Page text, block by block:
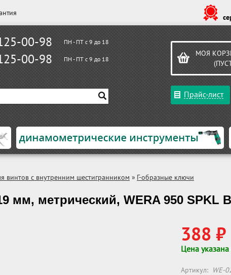
00-98 ПН - ПТ с 9 до 18
00-98 ПН - ПТ с 9 до 18
МОЯ
Прайс-лист
винтов с внутренним шестигранником » Г-образные ключи
мм, метрический, WERA 950 SPKL
388 ₽
Цена
Артикул: WE-